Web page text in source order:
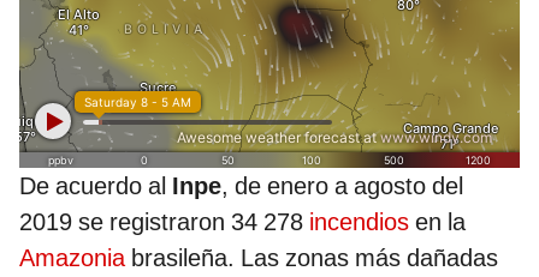
De acuerdo al Inpe, de enero a agosto del
2019 se registraron 34 278 incendios en la
Amazoniabrasileña. Las zonas más dañadas